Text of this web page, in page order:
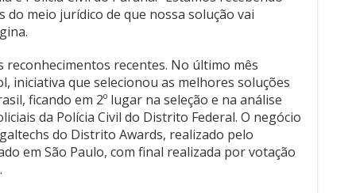
meio jurídico de que nossa solução vai
recentes. No último mês
iniciativa que selecionou as melhores soluções
ficando em 2º lugar na seleção e na análise
da Polícia Civil do Distrito Federal. O negócio
do Distrito Awards, realizado pelo
em São Paulo, com final realizada por votação